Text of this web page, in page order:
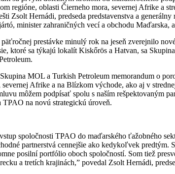
regióne, oblasti Čierneho mora, severnej Afrike a
Zsolt Hernádi, predseda predstavenstva a
minister zahraničných vecí a obchodu
prestávke minulý rok na jeseň zverejnilo
ktoré sa týkajú lokalít Kiskőrös a Hatvan, sa
MOL a Turkish Petroleum memorandum o
Afrike a na Blízkom východe, ako aj v
môžem podpísať spolu s naším rešpektovaným
na novú strategickú úroveň.
spoločnosti TPAO do maďarského ťažobného
partnerstvá cennejšie ako kedykoľvek
posilní portfólio oboch spoločností. Som tiež
a tretích krajinách,” povedal Zsolt Hernádi,